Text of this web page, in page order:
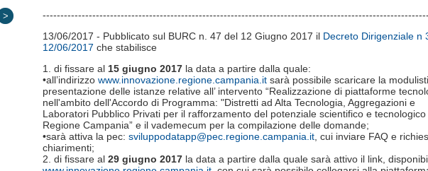
13/06/2017 - Pubblicato sul BURC n. 47 del 12 Giugno 2017 il Decreto Dirigenziale n
12/06/2017 che stabilisce
1. di fissare al 15 giugno 2017 la data a partire dalla quale:
•all’indirizzo www.innovazione.regione.campania.it sarà possibile scaricare la
presentazione delle istanze relative all’ intervento “Realizzazione di piattaforme
nell'ambito dell'Accordo di Programma: "Distretti ad Alta Tecnologia, Aggregazioni e
Laboratori Pubblico Privati per il rafforzamento del potenziale scientifico e tecnologico
Regione Campania” e il vademecum per la compilazione delle domande;
•sarà attiva la pec: sviluppodatapp@pec.regione.campania.it , cui inviare FAQ e
chiarimenti;
2. di fissare al 29 giugno 2017 la data a partire dalla quale sarà attivo il link,
>